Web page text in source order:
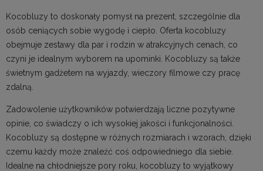
Kocobluzy to doskonały pomysł na prezent, szczególnie dla
osób ceniących sobie wygodę i ciepło. Oferta kocobluzy
obejmuje zestawy dla par i rodzin w atrakcyjnych cenach, co
czyni je idealnym wyborem na upominki. Kocobluzy są także
świetnym gadżetem na wyjazdy, wieczory filmowe czy pracę
zdalną.
Zadowolenie użytkowników potwierdzają liczne pozytywne
opinie, co świadczy o ich wysokiej jakości i funkcjonalności.
Kocobluzy są dostępne w różnych rozmiarach i wzorach, dzięki
czemu każdy może znaleźć coś odpowiedniego dla siebie.
Idealne na chłodniejsze pory roku, kocobluzy to wyjątkowy